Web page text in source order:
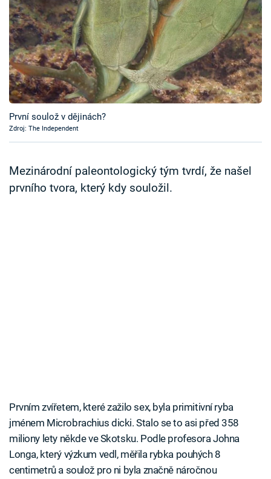
Pořady
TV Program
Časopis
Sledujte prima+
Sledujte nás
První soulož v dějinách?
Zdroj: The Independent
Mezinárodní paleontologický tým tvrdí, že našel
prvního tvora, který kdy souložil.
Prvním zvířetem, které zažilo sex, byla primitivní ryba
jménem Microbrachius dicki. Stalo se to asi před 358
miliony lety někde ve Skotsku. Podle profesora Johna
Longa, který výzkum vedl, měřila rybka pouhých 8
centimetrů a soulož pro ni byla značně náročnou